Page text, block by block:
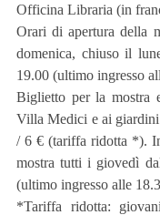
Officina Libraria (in
Orari di apertura della
domenica, chiuso il
19.00 (ultimo ingresso
Biglietto per la mostra
Villa Medici e ai
/ 6 € (tariffa ridotta *).
mostra tutti i giovedì
(ultimo ingresso alle
*Tariffa ridotta: